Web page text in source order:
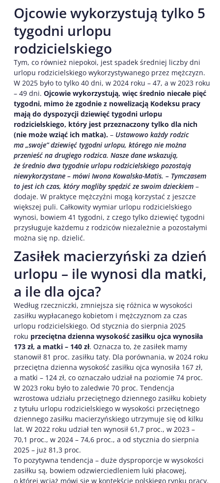
Ojcowie wykorzystują tylko 5
tygodni urlopu
rodzicielskiego
Tym, co również niepokoi, jest spadek średniej liczby dni
urlopu rodzicielskiego wykorzystywanego przez mężczyzn.
W 2025 było to tylko 40 dni, w 2024 roku – 47, a w 2023 roku
– 49 dni. Ojcowie wykorzystują, więc średnio niecałe pięć
tygodni, mimo że zgodnie z nowelizacją Kodeksu pracy
mają do dyspozycji dziewięć tygodni urlopu
rodzicielskiego, który jest przeznaczony tylko dla nich
(nie może wziąć ich matka). – Ustawowo każdy rodzic
ma „swoje” dziewięć tygodni urlopu, którego nie można
przenieść na drugiego rodzica. Nasze dane wskazują,
że średnio dwa tygodnie urlopu rodzicielskiego pozostają
niewykorzystane – mówi Iwona Kowalska-Matis. – Tymczasem
to jest ich czas, który mogliby spędzić ze swoim dzieckiem –
dodaje. W praktyce mężczyźni mogą korzystać z jeszcze
większej puli. Całkowity wymiar urlopu rodzicielskiego
wynosi, bowiem 41 tygodni, z czego tylko dziewięć tygodni
przysługuje każdemu z rodziców niezależnie a pozostałymi
można się np. dzielić.
Zasiłek macierzyński za dzień
urlopu – ile wynosi dla matki,
a ile dla ojca?
Według rzeczniczki, zmniejsza się różnica w wysokości
zasiłku wypłacanego kobietom i mężczyznom za czas
urlopu rodzicielskiego. Od stycznia do sierpnia 2025
roku przeciętna dzienna wysokość zasiłku ojca wynosiła
173 zł, a matki – 140 zł. Oznacza to, że zasiłek mamy
stanowił 81 proc. zasiłku taty. Dla porównania, w 2024 roku
przeciętna dzienna wysokość zasiłku ojca wynosiła 167 zł,
a matki – 124 zł, co oznaczało udział na poziomie 74 proc.
W 2023 roku było to zaledwie 70 proc. Tendencja
wzrostowa udziału przeciętnego dziennego zasiłku kobiety
z tytułu urlopu rodzicielskiego w wysokości przeciętnego
dziennego zasiłku macierzyńskiego utrzymuje się od kilku
lat. W 2022 roku udział ten wynosił 61,7 proc., w 2023 –
70,1 proc., w 2024 – 74,6 proc., a od stycznia do sierpnia
2025 – już 81,3 proc.
To pozytywna tendencja – duże dysproporcje w wysokości
zasiłku są, bowiem odzwierciedleniem luki płacowej,
o której wciąż mówi się w kontekście polskiego rynku pracy.